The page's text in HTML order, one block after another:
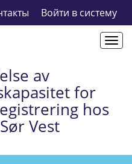
Bойти в систему
av
for
hos
Vest